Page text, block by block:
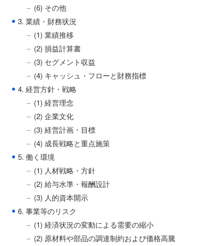
(6) その他
● 3. 業績・財務状況
(1) 業績推移
(2) 損益計算書
(3) セグメント収益
(4) キャッシュ・フローと財務指標
● 4. 経営方針・戦略
(1) 経営理念
(2) 企業文化
(3) 経営計画・目標
(4) 成長戦略と重点施策
● 5. 働く環境
(1) 人材戦略・方針
(2) 給与水準・報酬設計
(3) 人的資本開示
● 6. 事業等のリスク
(1) 経済状況の変動による需要の縮小
(2) 原材料や部品の調達制約および価格高騰